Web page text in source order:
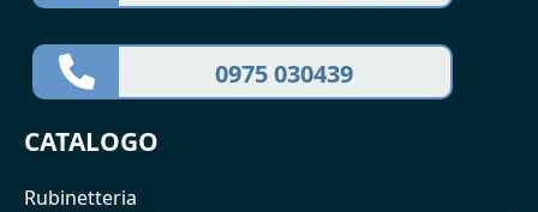
0975 030439
CATALOGO
Rubinetteria